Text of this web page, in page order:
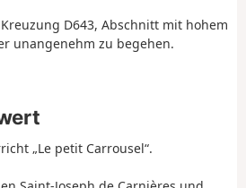
D643, Abschnitt mit hohem
unangenehm zu begehen.
„Le petit Carrousel“.